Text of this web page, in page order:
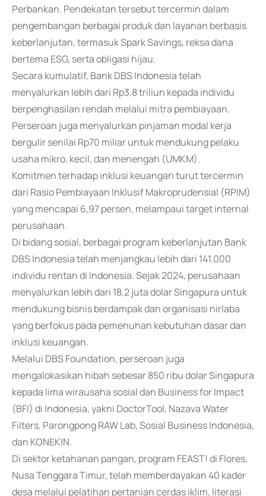
Perbankan. Pendekatan tersebut tercermin dalam
pengembangan berbagai produk dan layanan berbasis
keberlanjutan, termasuk Spark Savings, reksa dana
bertema ESG, serta obligasi hijau.
Secara kumulatif, Bank DBS Indonesia telah
menyalurkan lebih dari Rp3,8 triliun kepada individu
berpenghasilan rendah melalui mitra pembiayaan.
Perseroan juga menyalurkan pinjaman modal kerja
bergulir senilai Rp70 miliar untuk mendukung pelaku
usaha mikro, kecil, dan menengah (UMKM).
Komitmen terhadap inklusi keuangan turut tercermin
dari Rasio Pembiayaan Inklusif Makroprudensial (RPIM)
yang mencapai 6,97 persen, melampaui target internal
perusahaan.
Di bidang sosial, berbagai program keberlanjutan Bank
DBS Indonesia telah menjangkau lebih dari 141.000
individu rentan di Indonesia. Sejak 2024, perusahaan
menyalurkan lebih dari 18,2 juta dolar Singapura untuk
mendukung bisnis berdampak dan organisasi nirlaba
yang berfokus pada pemenuhan kebutuhan dasar dan
inklusi keuangan.
Melalui DBS Foundation, perseroan juga
mengalokasikan hibah sebesar 850 ribu dolar Singapura
kepada lima wirausaha sosial dan Business for Impact
(BFI) di Indonesia, yakni DoctorTool, Nazava Water
Filters, Parongpong RAW Lab, Sosial Business Indonesia,
dan KONEKIN.
Di sektor ketahanan pangan, program FEAST! di Flores,
Nusa Tenggara Timur, telah memberdayakan 40 kader
desa melalui pelatihan pertanian cerdas iklim, literasi